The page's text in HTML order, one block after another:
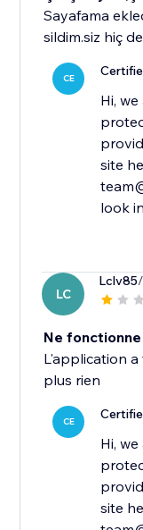
Sayafama
sildim.siz hiç
CE
Hi,
site
look
LC
Lclv85
Ne
L'application a
plus rien
CE
Hi,
site